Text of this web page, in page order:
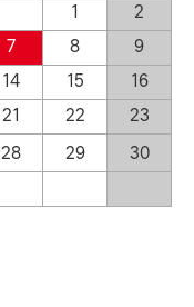
1
2
7 8
9
14 15
16
21 22
23
28 29
30